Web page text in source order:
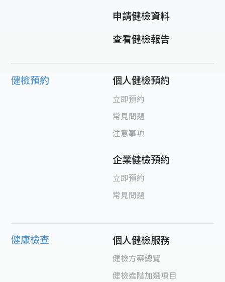
申請健檢資料
查看健檢報告
健檢預約 個人健檢預約
立即預約
常見問題
注意事項
企業健檢預約
立即預約
常見問題
健康檢查 個人健檢服務
健檢方案總覽
健檢進階加選項目